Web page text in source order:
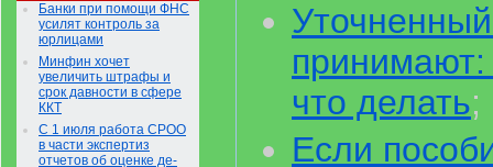
Банки при помощи ФНС
усилят контроль за
юрлицами
Минфин хочет
увеличить штрафы и
срок давности в сфере
ККТ
С 1 июля работа СРОО
в части экспертиз
отчетов об оценке де-
принимают:
что делать;
Если